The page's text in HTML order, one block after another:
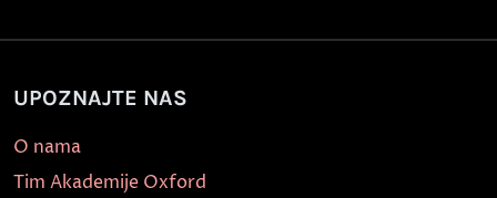
UPOZNAJTE NAS
O nama
Tim Akademije Oxford